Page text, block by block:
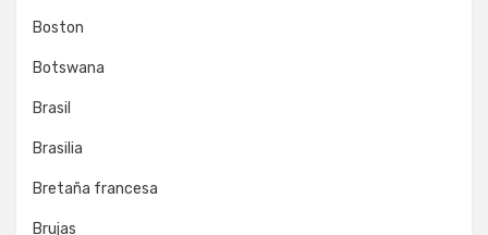
Boston
Botswana
Brasil
Brasilia
Bretaña francesa
Brujas